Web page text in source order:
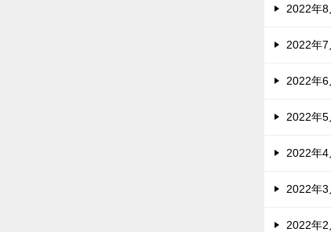
2022年
2022年
2022年
2022年
2022年
2022年
2022年